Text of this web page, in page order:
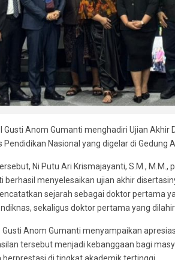
I Gusti Anom Gumanti menghadiri Ujian
Pendidikan Nasional yang digelar di Gedung
Ni Putu Ari Krismajayanti, S.M.,
berhasil menyelesaikan ujian akhir
sejarah sebagai doktor pertama
sekaligus doktor pertama yang
Gusti Anom Gumanti menyampaikan
tersebut menjadi kebanggaan bagi